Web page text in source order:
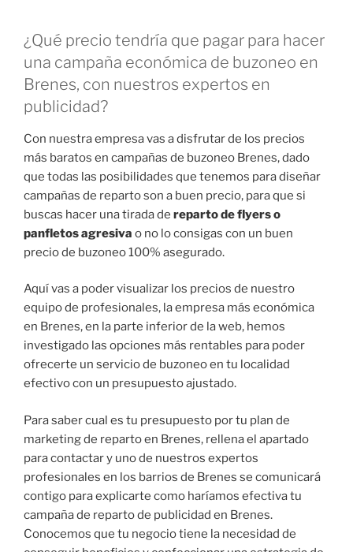
¿Qué precio tendría que pagar para hacer
una campaña económica de buzoneo en
Brenes, con nuestros expertos en
publicidad?
Con nuestra empresa vas a disfrutar de los precios
más baratos en campañas de buzoneo Brenes, dado
que todas las posibilidades que tenemos para diseñar
campañas de reparto son a buen precio, para que si
buscas hacer una tirada de reparto de flyers o
panfletos agresiva o no lo consigas con un buen
precio de buzoneo 100% asegurado.
Aquí vas a poder visualizar los precios de nuestro
equipo de profesionales, la empresa más económica
en Brenes, en la parte inferior de la web, hemos
investigado las opciones más rentables para poder
ofrecerte un servicio de buzoneo en tu localidad
efectivo con un presupuesto ajustado.
Para saber cual es tu presupuesto por tu plan de
marketing de reparto en Brenes, rellena el apartado
para contactar y uno de nuestros expertos
profesionales en los barrios de Brenes se comunicará
contigo para explicarte como haríamos efectiva tu
campaña de reparto de publicidad en Brenes.
Conocemos que tu negocio tiene la necesidad de